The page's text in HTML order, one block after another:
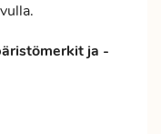
ja -